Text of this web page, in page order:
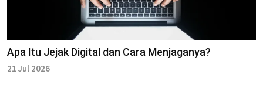
Apa Itu Jejak Digital dan Cara Menjaganya?
21 Jul 2026